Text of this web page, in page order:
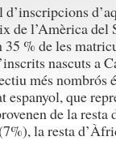
de l’Amèrica
% de les
nascuts a
més nombrós
espanyol, que
de la
la resta